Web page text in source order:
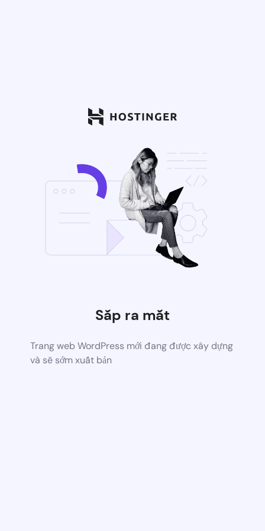
Sắp ra mắt
Trang web WordPress mới đang được xây dựng
và sẽ sớm xuất bản